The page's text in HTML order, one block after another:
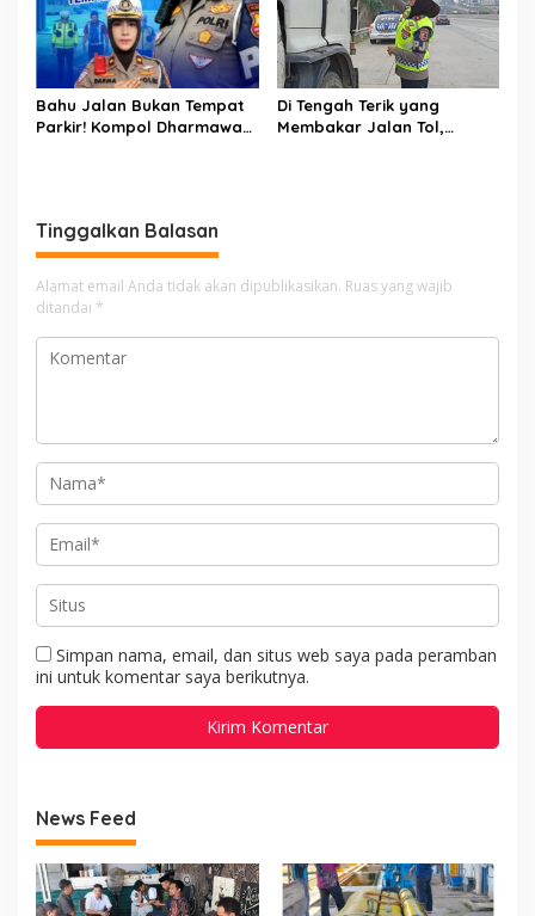
Bahu Jalan Bukan Tempat
Parkir! Kompol Dharmawati
Di Tengah Terik yang
Membakar Jalan Tol,
Tinggalkan Balasan
Alamat email Anda tidak akan dipublikasikan. Ruas yang wajib
ditandai *
Simpan nama, email, dan situs web saya pada peramban
ini untuk komentar saya berikutnya.
News Feed